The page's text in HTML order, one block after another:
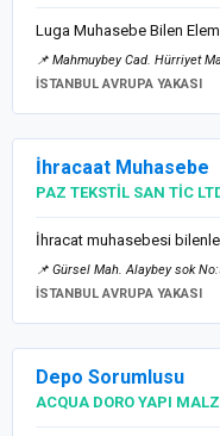
Luga Muhasebe Bilen
📌 Mahmuybey Cad. Hürriyet
İSTANBUL AVRUPA YAKASI
İhracaat Muhasebe
PAZ TEKSTİL SAN TİC
İhracat muhasebesi
📌 Gürsel Mah. Alaybey sok
İSTANBUL AVRUPA YAKASI
Depo Sorumlusu
ACQUA DORO YAPI